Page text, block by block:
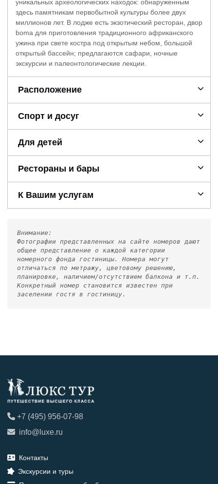
уникальных археологических находок: обнаруженным
здесь памятникам первобытной культуры более двух
миллионов лет. В лодже есть экзотический ресторан, двор
boma для приготовления традиционного африканского
ужина при свете костра под открытым небом, большой
открытый бассейн; предлагаются сафари, ночные
экскурсии и палеонтологические лекции.
Расположение
Спорт и досуг
Для детей
Рестораны и бары
К Вашим услугам
Внимание:
Фотографии представленных на сайте номеров дают
общее представление о каждой категории
номерного фонда гостиницы. Номера могут
отличаться по метражу, цветовому решению,
планировке, наличием/отсутствием балкона и т.п.
Конкретный номер становится известен при
заселении гостя в гостиницу.
+7 (495) 956-07-98
info@luxe.ru
Контакты
Экскурсии и туры